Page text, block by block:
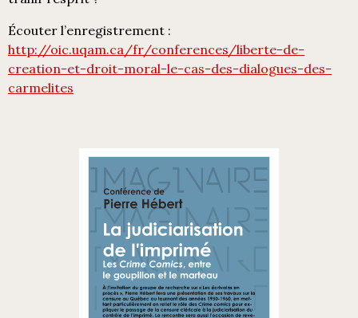
Écouter l’enregistrement :
http://oic.uqam.ca/fr/conferences/liberte-de-
creation-et-droit-moral-le-cas-des-dialogues-des-
carmelites